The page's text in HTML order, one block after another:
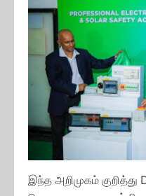
இந்த அறிமுகம் குறித்து